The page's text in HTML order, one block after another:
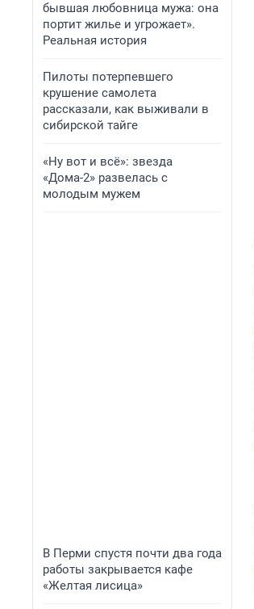
бывшая любовница мужа: она
портит жилье и угрожает».
Реальная история
Пилоты потерпевшего
крушение самолета
рассказали, как выживали в
сибирской тайге
«Ну вот и всё»: звезда
«Дома-2» развелась с
молодым мужем
В Перми спустя почти два года
работы закрывается кафе
«Желтая лисица»